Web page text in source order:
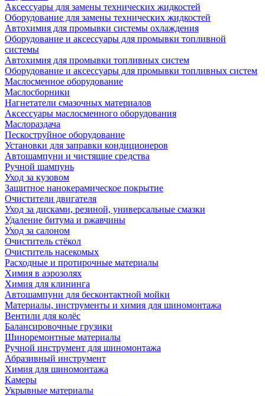
Аксессуары для замены технических жидкостей
Оборудование для замены технических жидкостей
Автохимия для промывки системы охлаждения
Оборудование и аксессуары для промывки топливной
системы
Автохимия для промывки топливных систем
Оборудование и аксессуары для промывки топливных систем
Маслосменное оборудование
Маслосборники
Нагнетатели смазочных материалов
Аксессуары маслосменного оборудования
Маслораздача
Пескоструйное оборудование
Установки для заправки кондиционеров
Автошампуни и чистящие средства
Ручной шампунь
Уход за кузовом
Защитное нанокерамическое покрытие
Очистители двигателя
Уход за дисками, резиной, универсальные смазки
Удаление битума и ржавчины
Уход за салоном
Очиститель стёкол
Очиститель насекомых
Расходные и протирочные материалы
Химия в аэрозолях
Химия для клининга
Автошампуни для бесконтактной мойки
Материалы, инструменты и химия для шиномонтажа
Вентили для колёс
Балансировочные грузики
Шиноремонтные материалы
Ручной инструмент для шиномонтажа
Абразивный инструмент
Химия для шиномонтажа
Камеры
Укрывные материалы